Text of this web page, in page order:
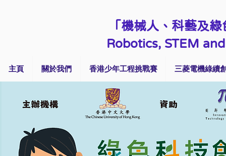
「機械人、科藝及
Robotics, STEM
主頁 關於我們 香港少年工程挑戰賽 三菱電機綠續